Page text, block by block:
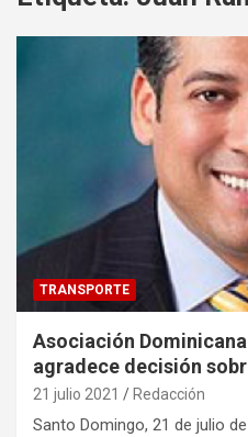
TRANSPORTE
Asociación
agradece decisión
21 julio 2021 Redacción
Santo Domingo, 21 de julio